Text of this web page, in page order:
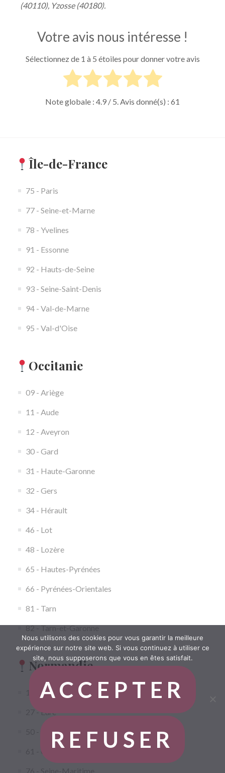
(40110), Yzosse (40180).
Votre avis nous intéresse !
Sélectionnez de 1 à 5 étoiles pour donner votre avis
Note globale : 4.9 / 5. Avis donné(s) : 61
Île-de-France
75 - Paris
77 - Seine-et-Marne
78 - Yvelines
91 - Essonne
92 - Hauts-de-Seine
93 - Seine-Saint-Denis
94 - Val-de-Marne
95 - Val-d'Oise
Occitanie
09 - Ariège
11 - Aude
12 - Aveyron
30 - Gard
31 - Haute-Garonne
32 - Gers
34 - Hérault
46 - Lot
48 - Lozère
65 - Hautes-Pyrénées
66 - Pyrénées-Orientales
81 - Tarn
82 - Tarn-et-Garonne
Normandie
14 - Calvados
27 - Eure
50 - Manche
61 - Orne
Nous utilisons des cookies pour vous garantir la meilleure
expérience sur notre site web. Si vous continuez à utiliser ce
site, nous supposerons que vous en êtes satisfait.
ACCEPTER
REFUSER